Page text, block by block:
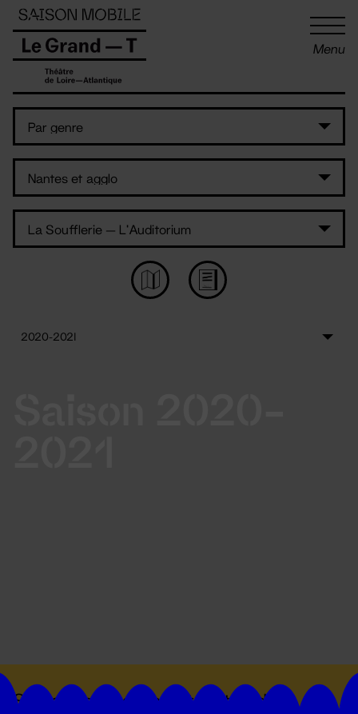
Menu
Suivez toutes les actualités du
Panneau de gestion des cookies